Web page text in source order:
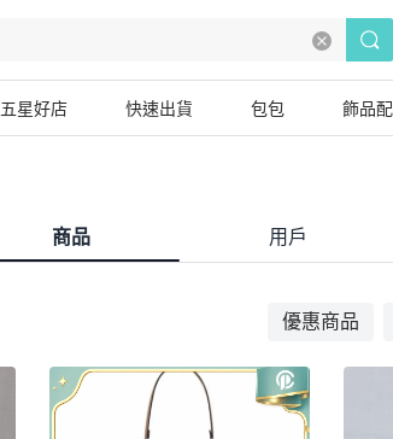
五星好店 快速出貨 包包 飾品
商品 用戶
優惠商品